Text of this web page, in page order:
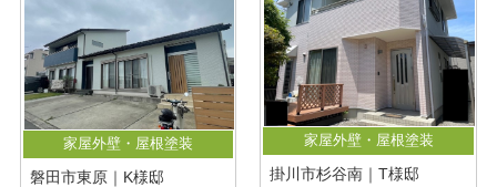
家屋外壁・屋根塗装
磐田市東原｜K様邸
家屋外壁・屋根塗装
掛川市杉谷南｜T様邸